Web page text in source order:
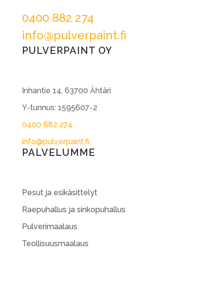
0400 882 274
info@pulverpaint.fi
PULVERPAINT OY
Inhantie 14, 63700 Ähtäri
Y-tunnus: 1595607-2
0400 882 274
info@pulverpaint.fi
PALVELUMME
Pesut ja esikäsittelyt
Raepuhallus ja sinkopuhallus
Pulverimaalaus
Teollisuusmaalaus